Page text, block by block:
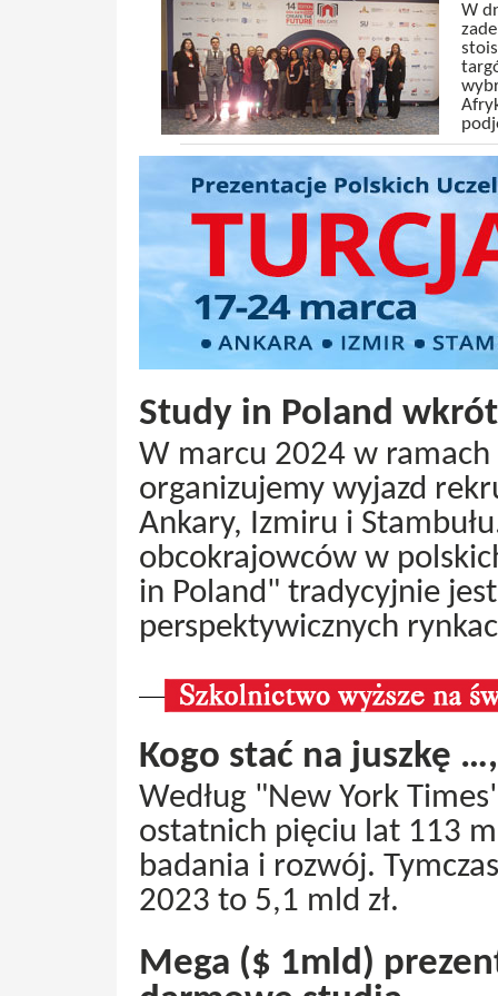
W
Study in Poland
W marcu 2024 w
organizujemy wyjazd
Ankary, Izmiru i
obcokrajowców w
in Poland" tradycyjnie
perspektywicznych
Kogo stać na juszkę
Według "New York
ostatnich pięciu lat 113
badania i rozwój.
2023 to 5,1 mld zł.
Mega ($ 1mld)